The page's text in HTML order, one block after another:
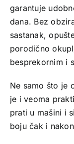
garantuje
dana. Bez
sastanak,
porodično
besprekornim i
Ne samo što je
je i veoma
prati u mašini i
boju čak i